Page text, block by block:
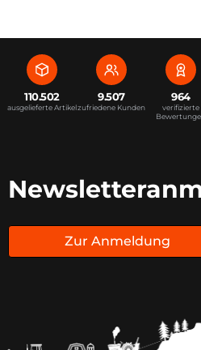
110.502
ausgelieferte Artikel
9.507
zufriedene Kunden
964
verifizierte
Zur Anmeldung